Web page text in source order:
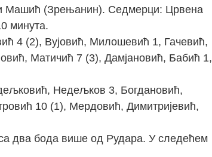
Машић (Зрењанин). Седмерци: Црвена
минута.
4 (2), Вујовић, Милошевић 1, Гачевић,
Матичић 7 (3), Дамјановић, Бабић 1,
Недељков 3, Богдановић,
10 (1), Мердовић, Димитријевић,
два бода више од Рудара. У следећем